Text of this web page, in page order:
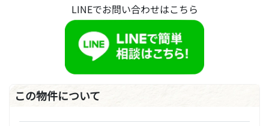
LINEでお問い合わせはこちら
この物件について